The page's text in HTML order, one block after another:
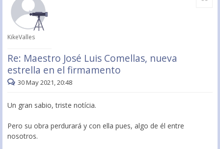
KikeValles
Re: Maestro José Luis Comellas, nueva
estrella en el firmamento
30 May 2021, 20:48
Un gran sabio, triste notícia.
Pero su obra perdurará y con ella pues, algo de él entre
nosotros.